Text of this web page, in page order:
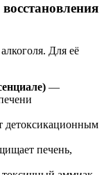
Для её
—
детоксикационным
печень,